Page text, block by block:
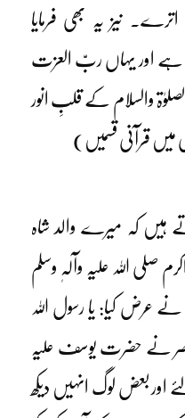
نیز یہ بھی فرمایا
ہے اور یہاں ربّ العزت
والسلام کے قلبِ انور
قرآنی قسمیں)
ہیں کہ میرے والد شاہ
صلی اللہ علیہ وآلہٖ وسلم
عرض کیا: یا رسول اللہ
مصر نے حضرت یوسف علیہ
اور بعض لوگ انہیں دیکھ